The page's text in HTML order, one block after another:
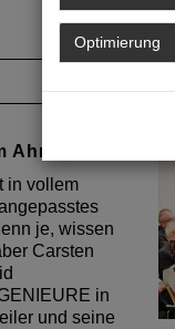
Ahrtal
in vollem
je, wissen
Carsten
in
und seine
Optimierung